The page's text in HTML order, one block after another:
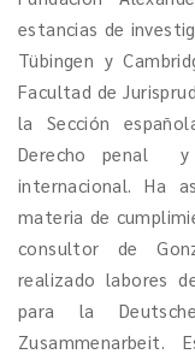
estancias de
Tübingen y
Facultad de
la Sección
Derecho penal y
internacional. Ha
materia de
consultor de
realizado labores
para la
Zusammenarbeit.